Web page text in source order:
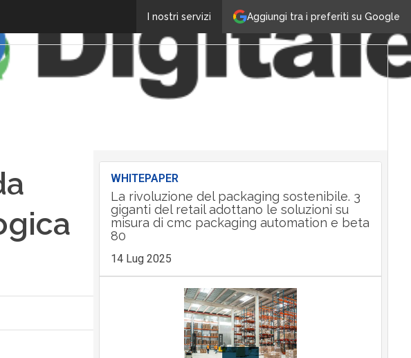
Aggiungi tra i preferiti su Google
I nostri servizi
WHITEPAPER
La rivoluzione del packaging sostenibile. 3
giganti del retail adottano le soluzioni su
misura di cmc packaging automation e beta
80
14 Lug 2025